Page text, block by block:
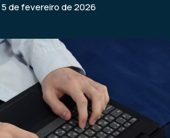
5 de fevereiro de 2026